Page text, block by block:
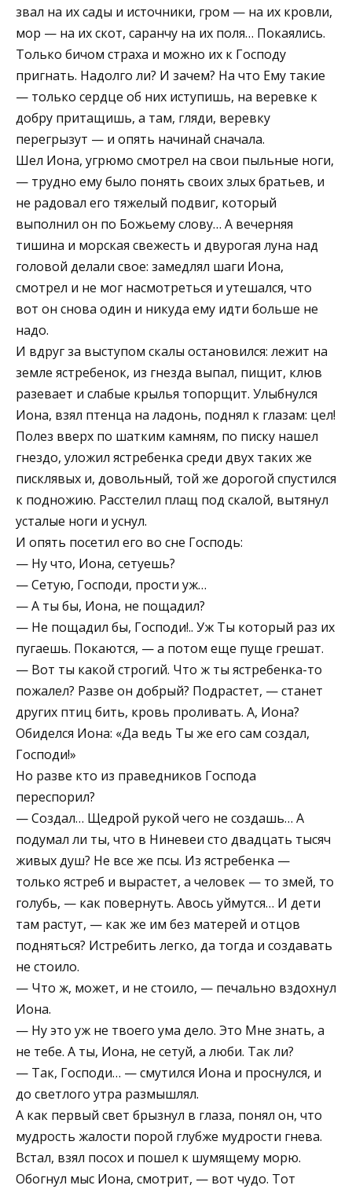
звал на их сады и источники, гром — на их кровли,
мор — на их скот, саранчу на их поля… Покаялись.
Только бичом страха и можно их к Господу
пригнать. Надолго ли? И зачем? На что Ему такие
— только сердце об них иступишь, на веревке к
добру притащишь, а там, гляди, веревку
перегрызут — и опять начинай сначала.
Шел Иона, угрюмо смотрел на свои пыльные ноги,
— трудно ему было понять своих злых братьев, и
не радовал его тяжелый подвиг, который
выполнил он по Божьему слову… А вечерняя
тишина и морская свежесть и двурогая луна над
головой делали свое: замедлял шаги Иона,
смотрел и не мог насмотреться и утешался, что
вот он снова один и никуда ему идти больше не
надо.
И вдруг за выступом скалы остановился: лежит на
земле ястребенок, из гнезда выпал, пищит, клюв
разевает и слабые крылья топорщит. Улыбнулся
Иона, взял птенца на ладонь, поднял к глазам: цел!
Полез вверх по шатким камням, по писку нашел
гнездо, уложил ястребенка среди двух таких же
писклявых и, довольный, той же дорогой спустился
к подножию. Расстелил плащ под скалой, вытянул
усталые ноги и уснул.
И опять посетил его во сне Господь:
— Ну что, Иона, сетуешь?
— Сетую, Господи, прости уж…
— А ты бы, Иона, не пощадил?
— Не пощадил бы, Господи!.. Уж Ты который раз их
пугаешь. Покаются, — а потом еще пуще грешат.
— Вот ты какой строгий. Что ж ты ястребенка-то
пожалел? Разве он добрый? Подрастет, — станет
других птиц бить, кровь проливать. А, Иона?
Обиделся Иона: «Да ведь Ты же его сам создал,
Господи!»
Но разве кто из праведников Господа
переспорил?
— Создал… Щедрой рукой чего не создашь… А
подумал ли ты, что в Ниневеи сто двадцать тысяч
живых душ? Не все же псы. Из ястребенка —
только ястреб и вырастет, а человек — то змей, то
голубь, — как повернуть. Авось уймутся… И дети
там растут, — как же им без матерей и отцов
подняться? Истребить легко, да тогда и создавать
не стоило.
— Что ж, может, и не стоило, — печально вздохнул
Иона.
— Ну это уж не твоего ума дело. Это Мне знать, а
не тебе. А ты, Иона, не сетуй, а люби. Так ли?
— Так, Господи… — смутился Иона и проснулся, и
до светлого утра размышлял.
А как первый свет брызнул в глаза, понял он, что
мудрость жалости порой глубже мудрости гнева.
Встал, взял посох и пошел к шумящему морю.
Обогнул мыс Иона, смотрит, — вот чудо. Тот